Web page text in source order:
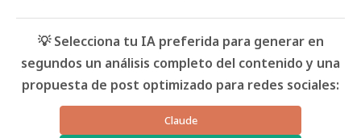
💡 Selecciona tu IA preferida para generar en
segundos un análisis completo del contenido y una
propuesta de post optimizado para redes sociales:
Claude